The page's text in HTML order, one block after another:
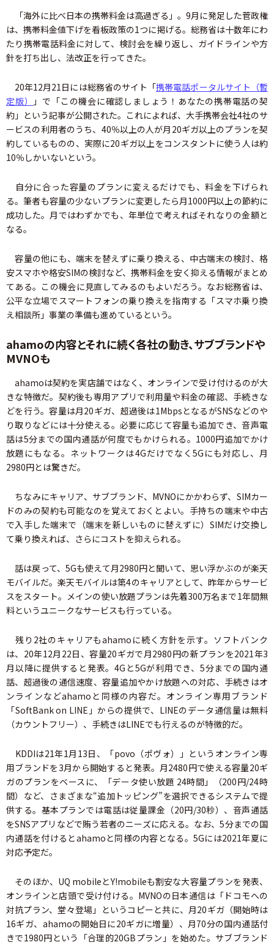
「海外に比べ日本の携帯料金は高過ぎる」。9月に発足した菅政権
は、携帯料金値下げを看板政策の1つに掲げる。総務省は十数年にわ
たり携帯電話料金に対して、検討会を繰り返し、ガイドラインや方
針を打ち出し、法改正を行ってきた。
20年12月21日には総務省のサイト「携帯電話ポータルサイト（暫
定版）
」で「この機会に確認しましょう！あなたの携帯電話の契
約」という記事が公開された。これによれば、大手携帯会社4社のサ
ービスの利用者のうち、40％以上の人が月20ギガ以上のプランを契
約しているものの、実際に20ギガ以上をコンスタントに使う人は約
10％しかいないという。
自分に合った容量のプランに変えるだけでも、料金を下げられ
る。筆者も容量の少ないプランに変更したら月1000円以上の節約に
成功した。月ではわずかでも、年単位で考えればそれなりの金額と
なる。
容量の他にも、端末を替えずに乗り換える、中古端末の検討、格
安スマホや格安SIMの検討など、携帯料金を安く抑える情報がまとめ
てある。この機会に見直してみるのもよいだろう。なお総務省は、
公平な立場でスマートフォンの乗り換えを指南する「スマホ乗り換
え相談所」事業の準備も進めているという。
ahamoの内容とそれに続く各社の動き、サブブランドや
MVNOも
ahamoは契約を実店舗ではなく、オンラインで受け付けるのが大
きな特徴だ。契約後も専用アプリで利用量や料金の確認、手続きな
どを行う。容量は月20ギガ、超過後は1MbpsとなるがSNSなどのや
り取りなどには十分使える。必要に応じて容量も追加でき、音声電
話は5分までの国内通話が何度でもかけられる。1000円追加でかけ
放題にもなる。ネットワークは4Gだけでなく5Gにも対応し、月
2980円とは驚きだ。
ちなみにキャリア、サブブランド、MVNOにかかわらず、SIMカー
ドのみの契約も可能なのを覚えておくとよい。手持ちの端末や中古
で入手した端末で（端末を新しいものに替えずに）SIMだけ交換し
て乗り換えれば、さらにコストを抑えられる。
話は戻って、5Gも使えて月2980円と聞いて、思い浮かぶのが楽天
モバイルだ。楽天モバイルは第4のキャリアとして、昨年からサービ
スをスタート。メインの使い放題プランは先着300万名まで1年間無
料というユニークなサービスも行っている。
残り2社のキャリアもahamoに続く方針を示す。ソフトバンク
は、20年12月22日、容量20ギガで月2980円の新プランを2021年3
月以降に提供すると発表。4Gと5Gが利用でき、5分までの国内通
話、超過後の通信速度、容量追加やかけ放題への対応、手続きはオ
ンラインなどahamoと同様の内容だ。オンライン専用ブランド
「SoftBank on LINE」からの提供で、LINEのデータ通信量は無料
（カウントフリー）、手続きはLINEでも行えるのが特徴的だ。
KDDIは21年1月13日、「povo（ポヴォ）」というオンライン専
用ブランドを3月から開始すると発表。月2480円で使える容量20ギ
ガのプランをベースに、「データ使い放題 24時間」（200円/24時
間）など、さまざまな“追加トッピング”を選択できるシステムで提
供する。基本プランでは電話は従量課金（20円/30秒）、音声通話
をSNSアプリなどで賄う若者のニーズに応える。なお、5分までの国
内通話を付けるとahamoと同様の内容となる。5Gには2021年夏に
対応予定だ。
そのほか、UQ mobileとY!mobileも割安な大容量プランを発表、
オンラインと店頭で受け付ける。MVNOの日本通信は「ドコモへの
対抗プラン、堂々登場」というコピーと共に、月20ギガ（開始時は
16ギガ、ahamoの開始日に20ギガに増量）、月70分の国内通話付
きで1980円という「合理的20GBプラン」を始めた。サブブランド